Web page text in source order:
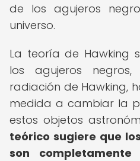
de los agujeros
universo.
La teoría de Hawking
los agujeros
radiación de Hawking,
medida a cambiar la
estos objetos
teórico sugiere que
son